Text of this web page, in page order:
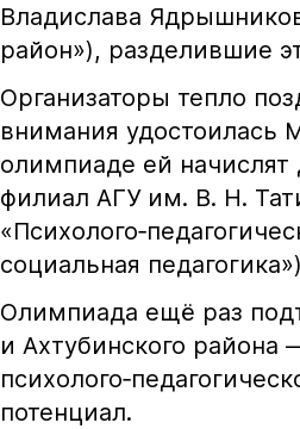
Владислава
район»), разделившие
Организаторы тепло
внимания удостоилась
олимпиаде ей
филиал АГУ им. В. Н.
социальная
Олимпиада ещё раз
и Ахтубинского
потенциал.